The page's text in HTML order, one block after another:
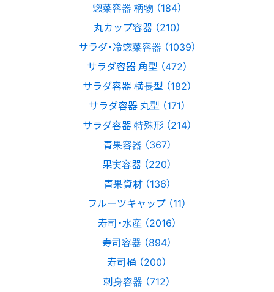
惣菜容器 柄物 （184）
丸カップ容器 （210）
サラダ・冷惣菜容器 （1039）
サラダ容器 角型 （472）
サラダ容器 横長型 （182）
サラダ容器 丸型 （171）
サラダ容器 特殊形 （214）
青果容器 （367）
果実容器 （220）
青果資材 （136）
フルーツキャップ （11）
寿司・水産 （2016）
寿司容器 （894）
寿司桶 （200）
刺身容器 （712）